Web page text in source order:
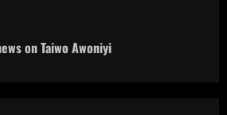
on Taiwo Awoniyi